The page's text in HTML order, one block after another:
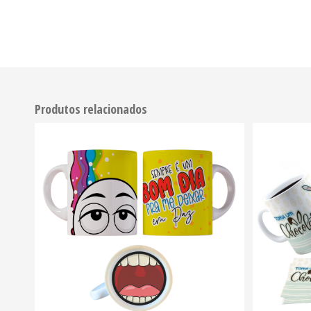
Produtos relacionados